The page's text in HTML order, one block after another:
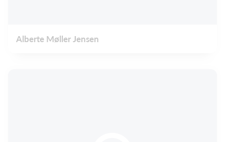
Alberte Møller Jensen